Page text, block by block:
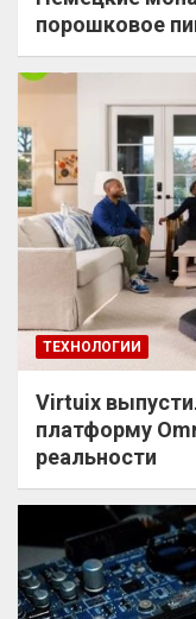
порошковое
ТЕХНОЛОГИИ
Virtuix
платформу
реальности